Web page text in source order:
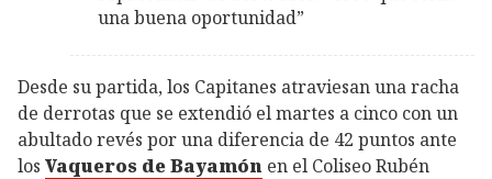
una buena oportunidad”
Desde su partida, los Capitanes atraviesan una racha
de derrotas que se extendió el martes a cinco con un
abultado revés por una diferencia de 42 puntos ante
los Vaqueros de Bayamón en el Coliseo Rubén